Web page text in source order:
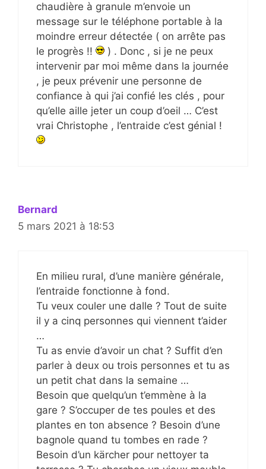
chaudière à granule m’envoie un
message sur le téléphone portable à la
moindre erreur détectée ( on arrête pas
le progrès !!
) . Donc , si je ne peux
intervenir par moi même dans la journée
, je peux prévenir une personne de
confiance à qui j’ai confié les clés , pour
qu’elle aille jeter un coup d’oeil … C’est
vrai Christophe , l’entraide c’est génial !
Bernard
5 mars 2021 à 18:53
En milieu rural, d’une manière générale,
l’entraide fonctionne à fond.
Tu veux couler une dalle ? Tout de suite
il y a cinq personnes qui viennent t’aider
…
Tu as envie d’avoir un chat ? Suffit d’en
parler à deux ou trois personnes et tu as
un petit chat dans la semaine …
Besoin que quelqu’un t’emmène à la
gare ? S’occuper de tes poules et des
plantes en ton absence ? Besoin d’une
bagnole quand tu tombes en rade ?
Besoin d’un kärcher pour nettoyer ta